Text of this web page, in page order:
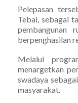
Pelepasan
Tebai, sebagai
pembangunan
berpenghasilan
Melalui
menargetkan
swadaya
masyarakat.